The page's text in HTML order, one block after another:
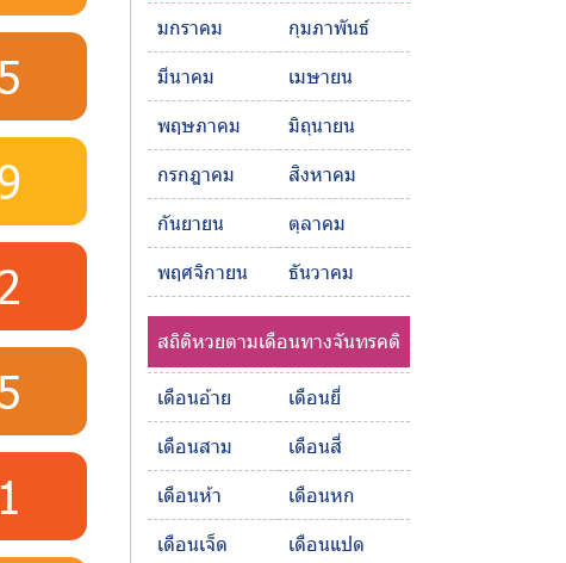
มกราคม
กุมภาพันธ์
มีนาคม
เมษายน
พฤษภาคม
มิถุนายน
กรกฎาคม
สิงหาคม
กันยายน
ตุลาคม
พฤศจิกายน
ธันวาคม
สถิติหวยตามเดือนทางจันทรคติ
เดือนอ้าย
เดือนยี่
เดือนสาม
เดือนสี่
เดือนห้า
เดือนหก
เดือนเจ็ด
เดือนแปด